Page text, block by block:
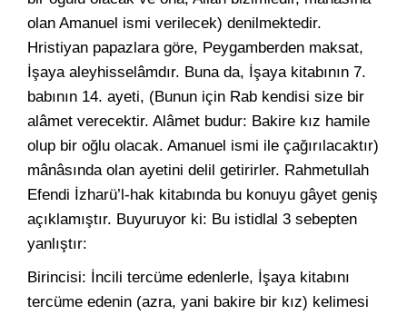
olan Amanuel ismi verilecek) denilmektedir.
Hristiyan papazlara göre, Peygamberden maksat,
İşaya aleyhisselâmdır. Buna da, İşaya kitabının 7.
babının 14. ayeti, (Bunun için Rab kendisi size bir
alâmet verecektir. Alâmet budur: Bakire kız hamile
olup bir oğlu olacak. Amanuel ismi ile çağırılacaktır)
mânâsında olan ayetini delil getirirler. Rahmetullah
Efendi İzharü’l-hak kitabında bu konuyu gâyet geniş
açıklamıştır. Buyuruyor ki: Bu istidlal 3 sebepten
yanlıştır:
Birincisi: İncili tercüme edenlerle, İşaya kitabını
tercüme edenin (azra, yani bakire bir kız) kelimesi